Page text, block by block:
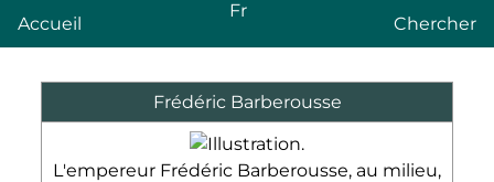
Accueil
Fr
Chercher
Frédéric Barberousse
L'empereur Frédéric Barberousse, au milieu,